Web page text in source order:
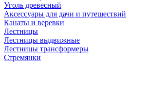
Уголь древесный
Аксессуары для дачи и путешествий
Канаты и веревки
Лестницы
Лестницы выдвижные
Лестницы трансформеры
Стремянки